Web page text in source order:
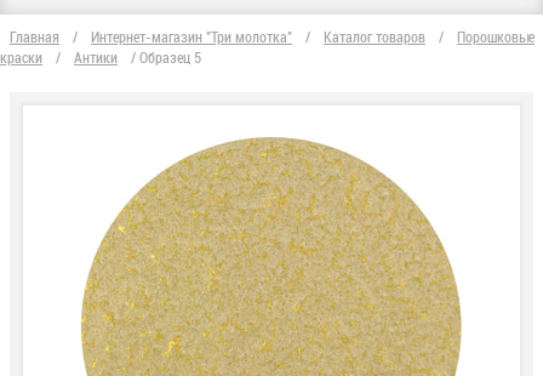
Главная / Интернет-магазин "Три молотка" / Каталог товаров /
Порошковые
краски
/ Антики /Образец 5